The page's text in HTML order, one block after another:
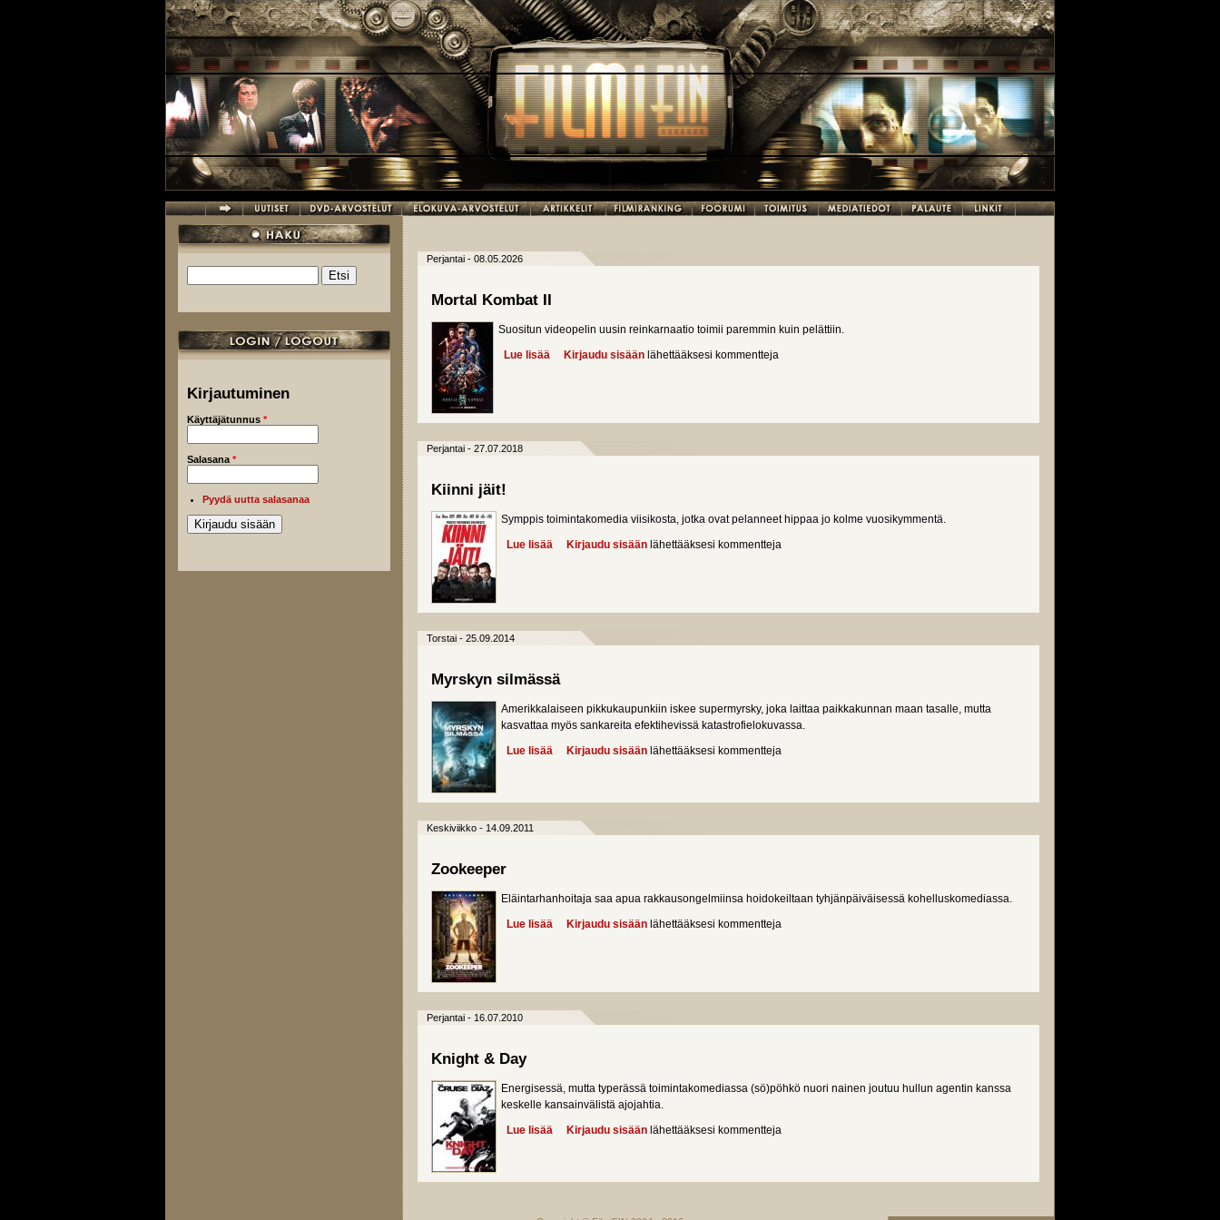
Hakulomake
Kirjautuminen
Käyttäjätunnus *
Salasana *
Pyydä uutta salasanaa
Perjantai - 08.05.2026
Mortal Kombat II
Suositun videopelin uusin reinkarnaatio toimii paremmin kuin pelättiin.
Lue lisää about Mortal Kombat II
Kirjaudu sisään lähettääksesi kommentteja
Perjantai - 27.07.2018
Kiinni jäit!
Symppis toimintakomedia viisikosta, jotka ovat pelanneet hippaa jo kolme vuosikymmentä.
Lue lisää about Kiinni jäit!
Kirjaudu sisään lähettääksesi kommentteja
Torstai - 25.09.2014
Myrskyn silmässä
Amerikkalaiseen pikkukaupunkiin iskee supermyrsky, joka laittaa paikkakunnan maan tasalle, mutta
kasvattaa myös sankareita efektihevissä katastrofielokuvassa.
Lue lisää about Myrskyn silmässä
Kirjaudu sisään lähettääksesi kommentteja
Keskiviikko - 14.09.2011
Zookeeper
Eläintarhanhoitaja saa apua rakkausongelmiinsa hoidokeiltaan tyhjänpäiväisessä kohelluskomediassa.
Lue lisää about Zookeeper
Kirjaudu sisään lähettääksesi kommentteja
Perjantai - 16.07.2010
Knight & Day
Energisessä, mutta typerässä toimintakomediassa (sö)pöhkö nuori nainen joutuu hullun agentin kanssa
keskelle kansainvälistä ajojahtia.
Lue lisää about Knight & Day
Kirjaudu sisään lähettääksesi kommentteja